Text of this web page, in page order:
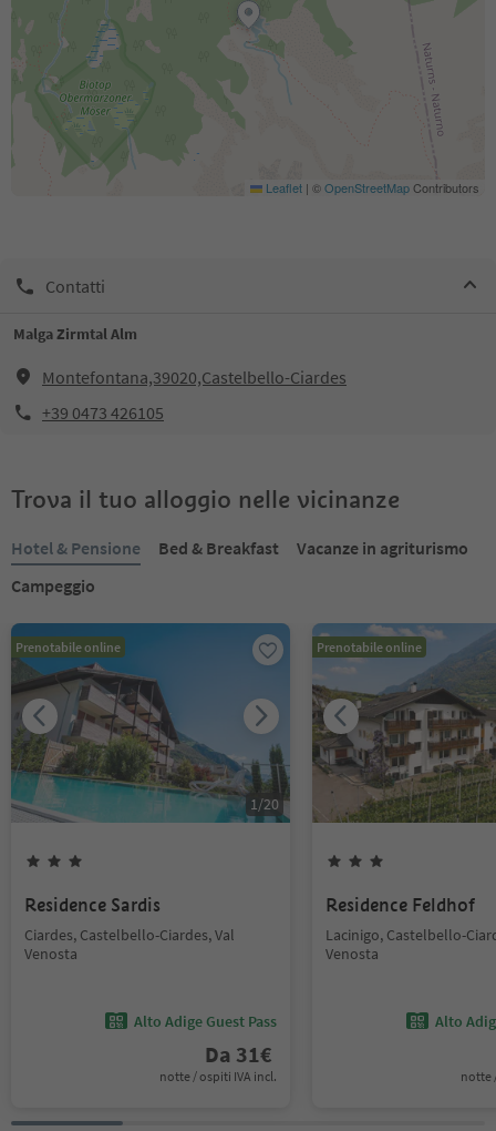
Leaflet | ©OpenStreetMapContributors
Contatti
Malga Zirmtal Alm
Montefontana,39020,Castelbello-Ciardes
+39 0473 426105
Trova il tuo alloggio nelle vicinanze
Hotel & Pensione Bed & Breakfast
Vacanze in agriturismo
Campeggio
Prenotabile online
1/20
Residence Sardis
Ciardes, Castelbello-Ciardes, Val
Venosta
Alto Adige Guest Pass
Da 31€
notte / ospiti IVA incl.
Prenotabile online
Residence Feldhof
Lacinigo, Castelbello-
Venosta
Alto
notte